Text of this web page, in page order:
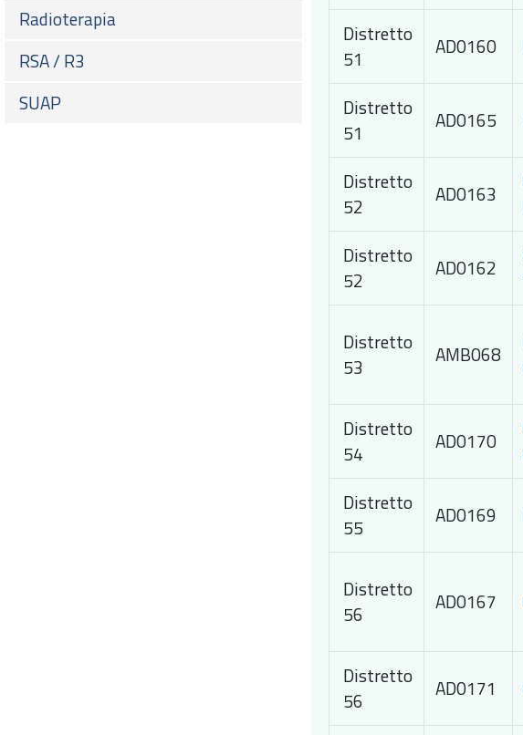
Radioterapia
RSA / R3
SUAP
Distretto
51
AD0160
Distretto
51
AD0165
Distretto
52
AD0163
Distretto
52
AD0162
Distretto
53
AMB068
Distretto
54
AD0170
Distretto
55
AD0169
Distretto
56
AD0167
Distretto
56
AD0171